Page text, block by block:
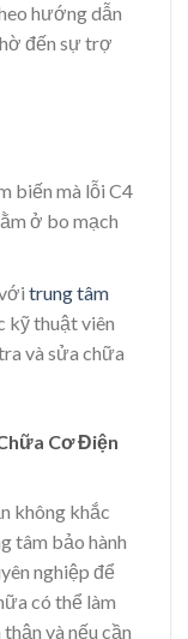
hướng dẫn
đến sự trợ
biến mà lỗi C4
ở bo mạch
trung tâm
kỹ thuật viên
và sửa chữa
Cơ Điện
không khắc
tâm bảo hành
nghiệp để
có thể làm
và nếu cần